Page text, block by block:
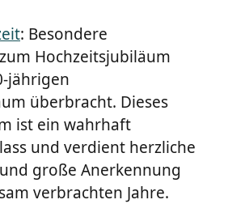
: Besondere
Hochzeitsjubiläum
jährigen
überbracht. Dieses
ist ein wahrhaft
und verdient herzliche
große Anerkennung
verbrachten Jahre.